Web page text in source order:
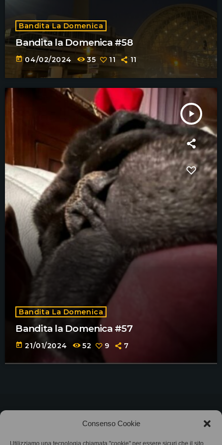
Consenso Cookie
Utilizziamo una tecnologia chiamata "cookie" per essere sicuri che il sito
Bandita La Domenica
Bandita la Domenica #58
today 04/02/2024 35 11 11
play_arrow
Bandita La Domenica
Bandita la Domenica #57
today 21/01/2024 52 9 7
Associazione Bandito • CF 97882400019 •
Privacy Policy•Cookie Policy (UE) • Protocollo